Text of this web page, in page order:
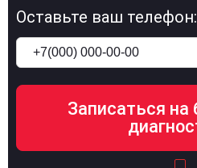
Оставьте ваш телефон: